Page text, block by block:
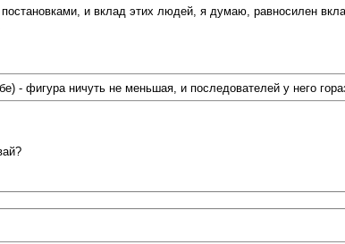
и вклад этих людей, я думаю, равносилен
фигура ничуть не меньшая, и последователей у него